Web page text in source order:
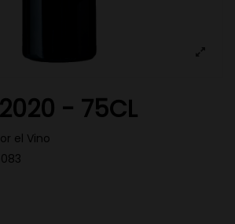
- 75CL
el Vino